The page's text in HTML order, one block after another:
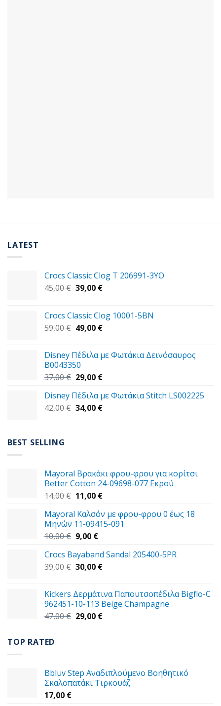
LATEST
Crocs Classic Clog T 206991-3YΟ
45,00€ Original
45,00 €.
39,00 €Η
είναι:
39,00 €.
Crocs Classic Clog 10001-5BN
59,00€ Original
59,00 €.
49,00 €Η
είναι:
Disney Πέδιλα με Φωτάκια Δεινόσαυρος
B0043350
37,00€ Original
was:
37,00 €.
29,00 €Η
τιμή
είναι:
Disney Πέδιλα με Φωτάκια Stitch LS002225
42,00€ Original
34,00 €Η
BEST SELLING
Mayoral Βρακάκι φρου-φρου για κορίτσι
Better Cotton 24-09698-077 Εκρού
14,00€ Original
was:
14,00 €.
11,00 €Η
τιμή
είναι:
Mayoral Καλσόν με φρου-φρου 0 έως 18
Μηνών 11-09415-091
10,00€ Original
was:
10,00 €.
9,00 €Η
τιμή
είναι:
Crocs Bayaband Sandal 205400-5PR
39,00€ Original
39,00 €.
30,00 €Η
είναι:
30,00 €.
Kickers Δερμάτινα Παπουτσοπέδιλα Bigflo-C
962451-10-113 Beige Champagne
47,00€ Original
29,00 €Η
TOP RATED
Bbluv Step Αναδιπλούμενο Βοηθητικό
Σκαλοπατάκι Τιρκουάζ
17,00 €